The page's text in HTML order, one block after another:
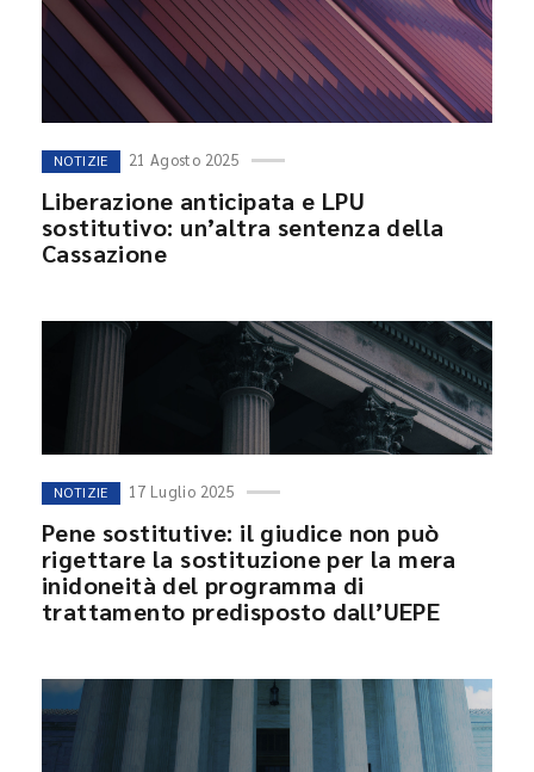
NOTIZIE 21 Agosto 2025
Liberazione anticipata e LPU
sostitutivo: un’altra sentenza della
Cassazione
NOTIZIE 17 Luglio 2025
Pene sostitutive: il giudice non può
rigettare la sostituzione per la mera
inidoneità del programma di
trattamento predisposto dall’UEPE